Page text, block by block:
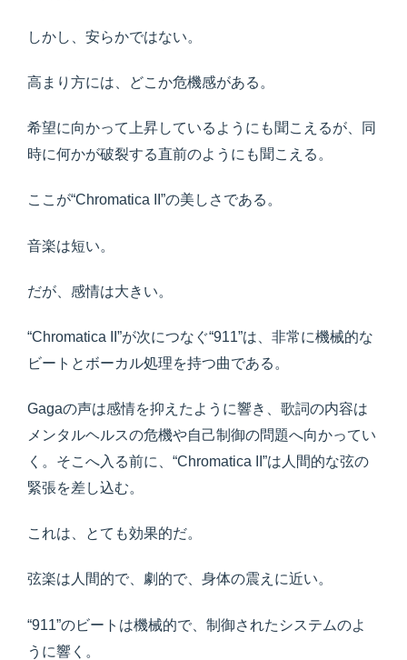
しかし、安らかではない。
高まり方には、どこか危機感がある。
希望に向かって上昇しているようにも聞こえるが、同
時に何かが破裂する直前のようにも聞こえる。
ここが“Chromatica II”の美しさである。
音楽は短い。
だが、感情は大きい。
“Chromatica II”が次につなぐ“911”は、非常に機械的な
ビートとボーカル処理を持つ曲である。
Gagaの声は感情を抑えたように響き、歌詞の内容は
メンタルヘルスの危機や自己制御の問題へ向かってい
く。そこへ入る前に、“Chromatica II”は人間的な弦の
緊張を差し込む。
これは、とても効果的だ。
弦楽は人間的で、劇的で、身体の震えに近い。
“911”のビートは機械的で、制御されたシステムのよ
うに響く。